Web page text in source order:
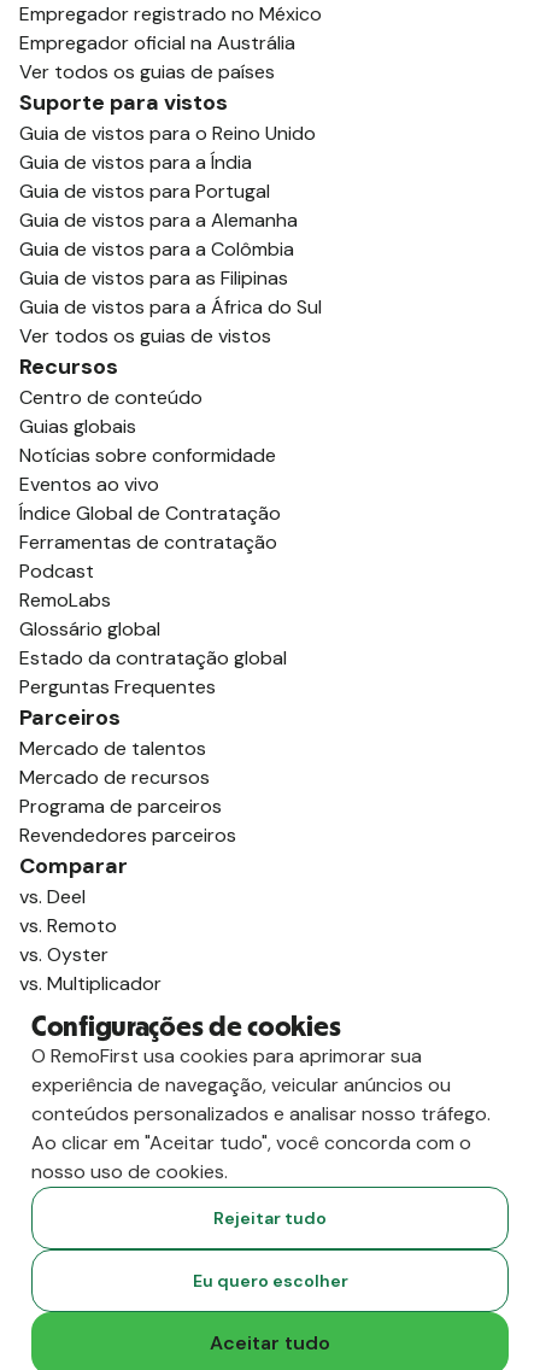
Empregador registrado no México
Empregador oficial na Austrália
Ver todos os guias de países
Suporte para vistos
Guia de vistos para o Reino Unido
Guia de vistos para a Índia
Guia de vistos para Portugal
Guia de vistos para a Alemanha
Guia de vistos para a Colômbia
Guia de vistos para as Filipinas
Guia de vistos para a África do Sul
Ver todos os guias de vistos
Recursos
Centro de conteúdo
Guias globais
Notícias sobre conformidade
Eventos ao vivo
Índice Global de Contratação
Ferramentas de contratação
Podcast
RemoLabs
Glossário global
Estado da contratação global
Perguntas Frequentes
Parceiros
Mercado de talentos
Mercado de recursos
Programa de parceiros
Revendedores parceiros
Comparar
vs. Deel
vs. Remoto
vs. Oyster
vs. Multiplicador
RemoFirst Inc. Criado com 💚 remotamente, de
casa.
Termos e condições
Configurações de cookies
O RemoFirst usa cookies para aprimorar sua
experiência de navegação, veicular anúncios ou
conteúdos personalizados e analisar nosso tráfego.
Ao clicar em "Aceitar tudo", você concorda com o
nosso uso de cookies.
Rejeitar tudo
Eu quero escolher
Aceitar tudo